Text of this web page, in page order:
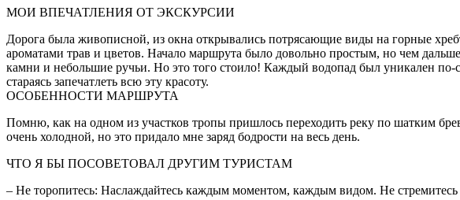
МОИ ВПЕЧАТЛЕНИЯ ОТ ЭКСКУРСИИ
Дорога была живописной, из окна открывались потрясающие виды на горные
ароматами трав и цветов. Начало маршрута было довольно простым, но чем
камни и небольшие ручьи. Но это того стоило! Каждый водопад был уникален
стараясь запечатлеть всю эту красоту.
ОСОБЕННОСТИ МАРШРУТА
Помню, как на одном из участков тропы пришлось переходить реку по шатким
очень холодной, но это придало мне заряд бодрости на весь день.
ЧТО Я БЫ ПОСОВЕТОВАЛ ДРУГИМ ТУРИСТАМ
– Не торопитесь: Наслаждайтесь каждым моментом, каждым видом. Не